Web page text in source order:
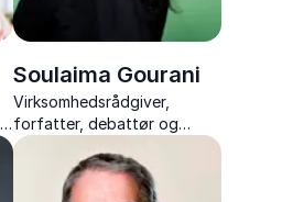
Soulaima Gourani
Virksomhedsrådgiver,
forfatter, debattør og
bestyrelsesmedlem